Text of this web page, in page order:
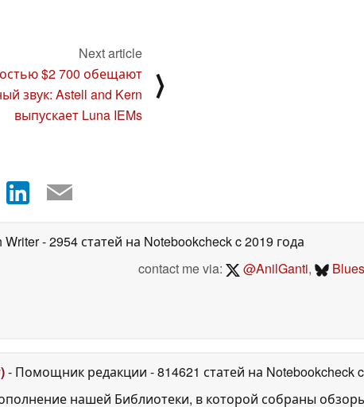
12 June 2025
Next article
$2 700 обещают
звук: Astell and Kern
выпускает Luna IEMs
⟩
Writer- 2954 статей на Notebookcheckc 2019 года
contact me via:
@AnilGanti,
- Помощник редакции - 814621 статей на Notebookcheck
нашей Библиотеки, в которой собраны